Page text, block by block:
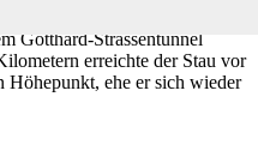
Gotthard-Strassentunnel
erreichte der Stau vor
Höhepunkt, ehe er sich wieder